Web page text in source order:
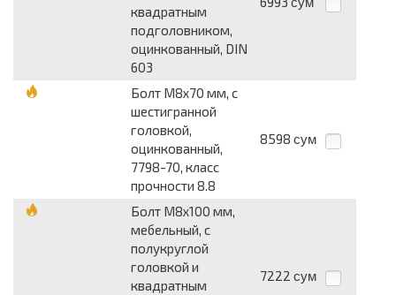
квадратным
подголовником,
оцинкованный, DIN
603
сум
Болт М8x70 мм, с
шестигранной
головкой,
оцинкованный,
7798-70, класс
прочности 8.8
8598 сум
Болт М8x100 мм,
мебельный, с
полукруглой
головкой и
квадратным
7222 сум